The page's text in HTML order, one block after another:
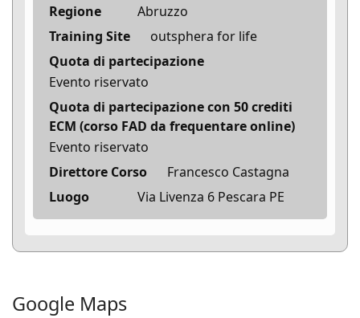
Regione
Abruzzo
Training Site
outsphera for life
Quota di partecipazione
Evento riservato
Quota di partecipazione con 50 crediti
ECM (corso FAD da frequentare online)
Evento riservato
Direttore Corso
Francesco Castagna
Luogo
Via Livenza 6 Pescara PE
Google Maps